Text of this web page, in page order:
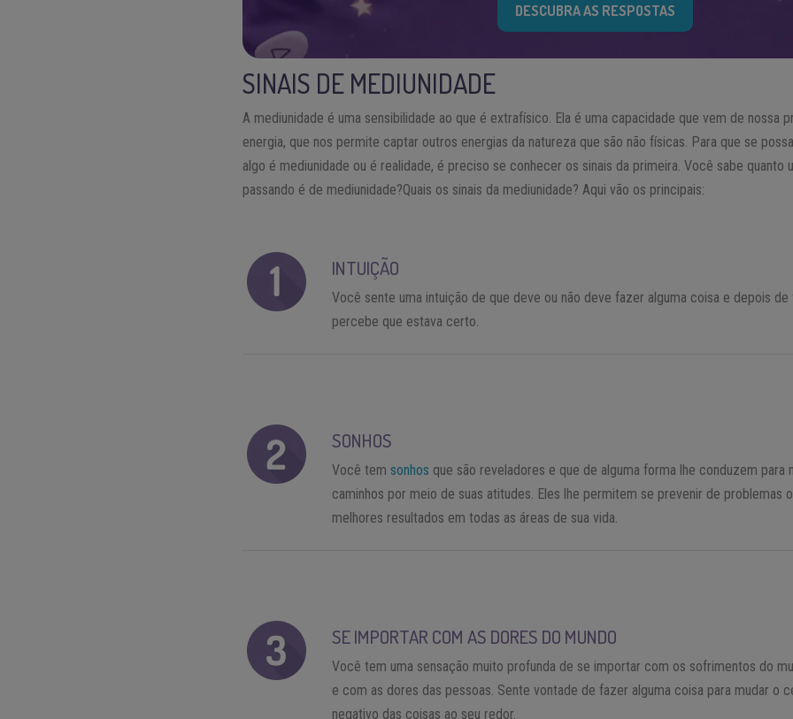
DESCUBRA AS RESPOSTAS
SINAIS DE MEDIUNIDADE
A mediunidade é uma sensibilidade ao que é extrafísico. Ela é uma capacidade que vem de nossa
energia, que nos permite captar outros energias da natureza que são não físicas. Para que se
algo é mediunidade ou é realidade, é preciso se conhecer os sinais da primeira. Você sabe quanto
passando é de mediunidade?Quais os sinais da mediunidade? Aqui vão os principais:
INTUIÇÃO
Você sente uma intuição de que deve ou não deve fazer alguma coisa e depois de
percebe que estava certo.
SONHOS
Você temsonhos que são reveladores e que de alguma forma lhe conduzem para
caminhos por meio de suas atitudes. Eles lhe permitem se prevenir de problemas
melhores resultados em todas as áreas de sua vida.
SE IMPORTAR COM AS DORES DO MUNDO
Você tem uma sensação muito profunda de se importar com os sofrimentos do
e com as dores das pessoas. Sente vontade de fazer alguma coisa para mudar o
negativo das coisas ao seu redor.